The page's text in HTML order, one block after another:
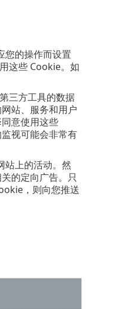
您的操作而设置
这些 Cookie。如
三方工具的数据
站、服务和用户
意使用这些
视可能会非常有
站上的活动。然
的定向广告。只
，则向您推送